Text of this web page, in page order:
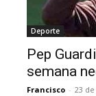
Deporte
Pep
semana
Francisco - 23